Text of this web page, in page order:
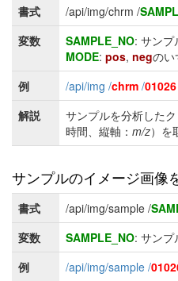
書式 /api/img/chrm /
変数
SAMPLE_NO: サンプ
MODE: pos, negのい
例
/api/img /chrm /01026
解説
サンプルを分析した
時間、縦軸： m/z）を
サンプルのイメージ画像
書式 /api/img/sample /
変数
SAMPLE_NO: サンプ
例
/api/img/sample /